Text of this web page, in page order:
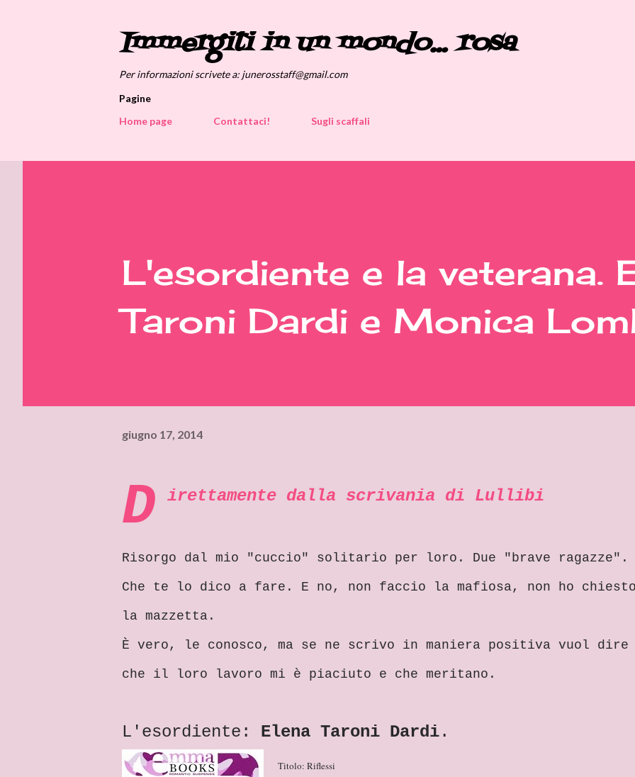
Immergiti in un mondo... rosa
Per informazioni scrivete a: junerosstaff@gmail.com
Pagine
Home page
Contattaci! Sugli scaffali
L'esordiente e la veterana.
Taroni Dardi e Monica
giugno 17, 2014
D irettamente dalla scrivania di Lullibi
Risorgo dal mio "cuccio" solitario per loro. Due "brave ragazze".
Che te lo dico a fare. E no, non faccio la mafiosa, non ho
la mazzetta.
È vero, le conosco, ma se ne scrivo in maniera positiva vuol dire
che il loro lavoro mi è piaciuto e che meritano.
L'esordiente: Elena Taroni Dardi.
Titolo: Riflessi